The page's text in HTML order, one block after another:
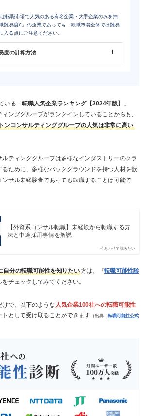
転職市場で人気のある有名企業・大手企業のみを抽
難易度C」の企業であっても、転職市場全体では難易
入る点にご注意ください。
度の計算方法
いる「転職人気企業ランキング【2024年版】
」
ンググループがランクインしていることからも、
ンコンサルティンググループの人気は非常に高い
ティンググループは多様なインダストリーのクラ
るために、多様なバックグラウンドを持つ人材を欲
サル未経験者であっても転職することは可能で
あわせて読みたい
【外資系コンサル転職】未経験から転職する方
法と中途採用事情を解説
自分の転職可能性を知りたい方は、『転職可能性診
チェックしてみてください。
で、以下のような 人気企業100社への転職可能性
トとして受け取ることができます（出典： 転職可能性公式